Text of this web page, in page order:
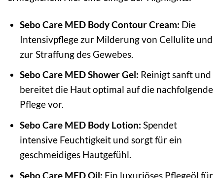
Sebo Care MED Body Contour Cream: Die
Intensivpflege zur Milderung von Cellulite und
zur Straffung des Gewebes.
Sebo Care MED Shower Gel: Reinigt sanft und
bereitet die Haut optimal auf die nachfolgende
Pflege vor.
Sebo Care MED Body Lotion: Spendet
intensive Feuchtigkeit und sorgt für ein
geschmeidiges Hautgefühl.
Sebo Care MED Oil: Ein luxuriöses Pflegeöl für